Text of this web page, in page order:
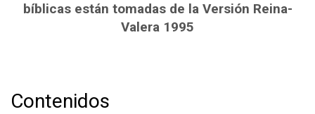
bíblicas están tomadas de la Versión Reina-
Valera 1995
Contenidos